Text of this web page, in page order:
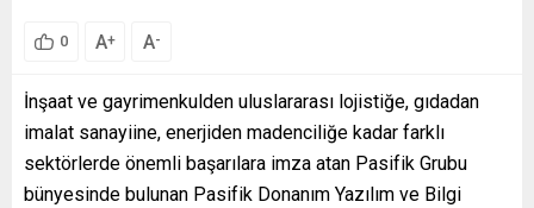
0 A+ A-
İnşaat ve gayrimenkulden uluslararası lojistiğe, gıdadan
imalat sanayiine, enerjiden madenciliğe kadar farklı
sektörlerde önemli başarılara imza atan Pasifik Grubu
bünyesinde bulunan Pasifik Donanım Yazılım ve Bilgi